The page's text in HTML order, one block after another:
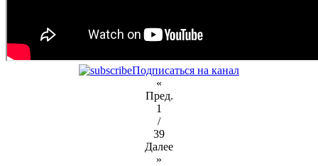
Подписаться на канал
«
Пред.
1
/
39
Далее
»